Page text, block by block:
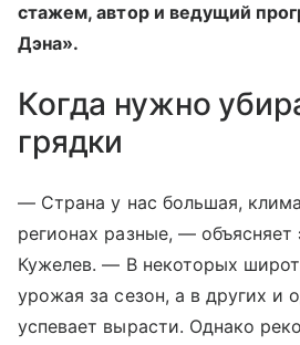
стажем, автор и ведущий
Дэна».
Когда нужно
грядки
— Страна у нас большая,
регионах разные, — объясняет
Кужелев. — В некоторых
урожая за сезон, а в других и
успевает вырасти. Однако